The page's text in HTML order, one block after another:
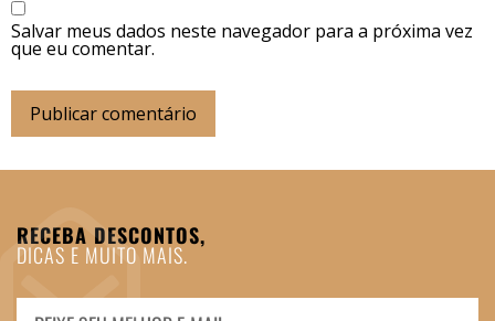
Salvar meus dados neste navegador para a próxima vez
que eu comentar.
RECEBA DESCONTOS,
DICAS E MUITO MAIS.